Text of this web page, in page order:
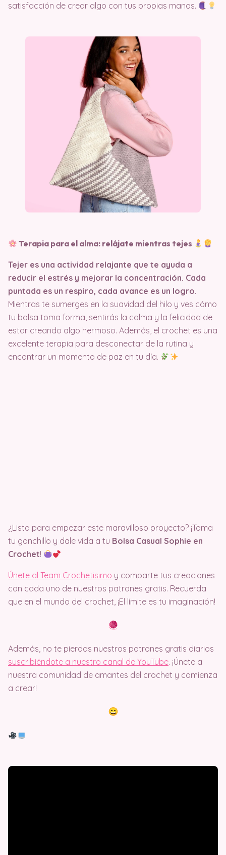
satisfacción de crear algo con tus propias manos.
Terapia para el alma: relájate mientras tejes
Tejer es una actividad relajante que te ayuda a
reducir el estrés y mejorar la concentración. Cada
puntada es un respiro, cada avance es un logro.
Mientras te sumerges en la suavidad del hilo y ves cómo
tu bolsa toma forma, sentirás la calma y la felicidad de
estar creando algo hermoso. Además, el crochet es una
excelente terapia para desconectar de la rutina y
encontrar un momento de paz en tu día.
¿Lista para empezar este maravilloso proyecto? ¡Toma
tu ganchillo y dale vida a tu Bolsa Casual Sophie en
Crochet!
Únete al Team Crochetisimo y comparte tus creaciones
con cada uno de nuestros patrones gratis. Recuerda
que en el mundo del crochet, ¡El límite es tu imaginación!
Además, no te pierdas nuestros patrones gratis diarios
suscribiéndote a nuestro canal de YouTube. ¡Únete a
nuestra comunidad de amantes del crochet y comienza
a crear!